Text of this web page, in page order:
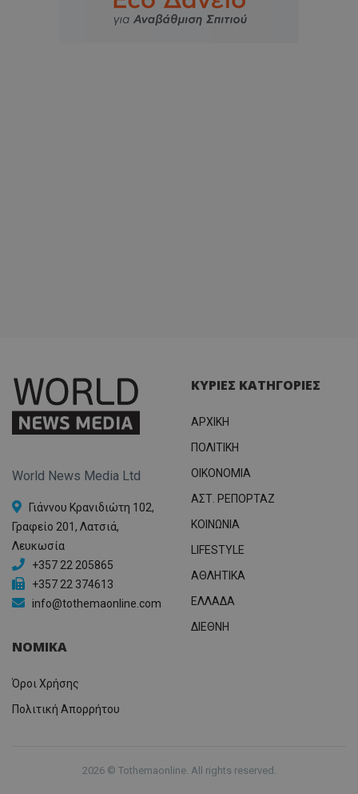
World News Media Ltd
Γιάννου Κρανιδιώτη 102,
Γραφείο 201, Λατσιά,
Λευκωσία
+357 22 205865
+357 22 374613
info@tothemaonline.com
ΚΥΡΙΕΣ ΚΑΤΗΓΟΡΙΕΣ
ΑΡΧΙΚΗ
ΠΟΛΙΤΙΚΗ
OIKONOMIA
ΑΣΤ. ΡΕΠΟΡΤΑΖ
ΚΟΙΝΩΝΙΑ
LIFESTYLE
ΑΘΛΗΤΙΚΑ
ΕΛΛΑΔΑ
ΔΙΕΘΝΗ
ΝΟΜΙΚΑ
Όροι Χρήσης
Πολιτική Απορρήτου
2026 © Tothemaonline. All rights reserved.